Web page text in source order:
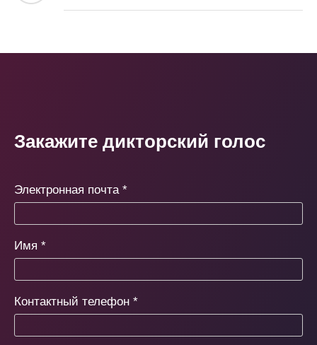
Закажите дикторский голос
Электронная почта *
Имя *
Контактный телефон *